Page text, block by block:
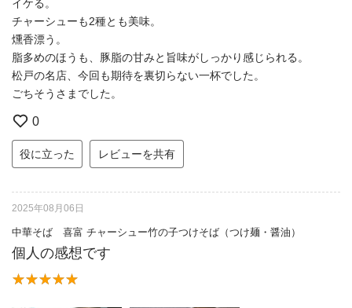
イケる。
チャーシューも2種とも美味。
燻香漂う。
脂多めのほうも、豚脂の甘みと旨味がしっかり感じられる。
松戸の名店、今回も期待を裏切らない一杯でした。
ごちそうさまでした。
0
役に立った レビューを共有
2025年08月06日
中華そば 喜富 チャーシュー竹の子つけそば（つけ麺・醤油）
個人の感想です